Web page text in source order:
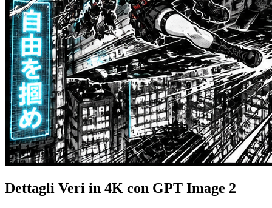
Dettagli Veri in 4K con GPT Image 2